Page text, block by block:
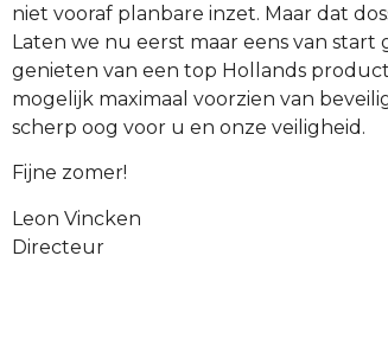
niet vooraf planbare inzet. Maar dat
Laten we nu eerst maar eens van
genieten van een top Hollands
mogelijk maximaal voorzien van
scherp oog voor u en onze veiligheid.
Fijne zomer!
Leon Vincken
Directeur